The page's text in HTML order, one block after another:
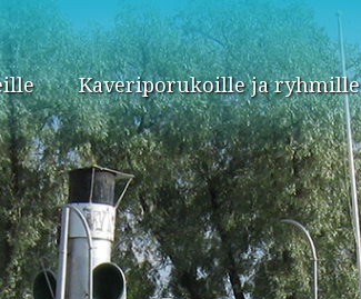
Kaveriporukoille ja ryhmille